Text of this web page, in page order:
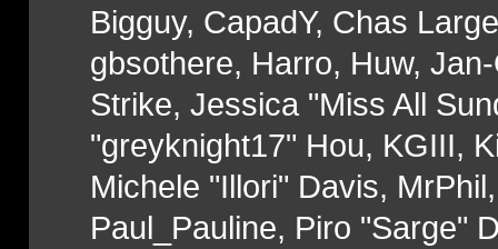
Bigguy, CapadY, Chas
gbsothere, Harro, Huw,
Strike, Jessica "Miss All
"greyknight17" Hou, KGIII,
Michele "Illori" Davis,
Paul_Pauline, Piro "Sarge"